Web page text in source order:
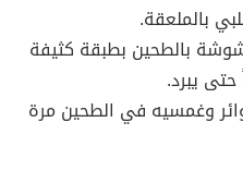
بالملعقة.
بالطحين بطبقة كثيفة
يبرد.
وغمسيه في الطحين مرة